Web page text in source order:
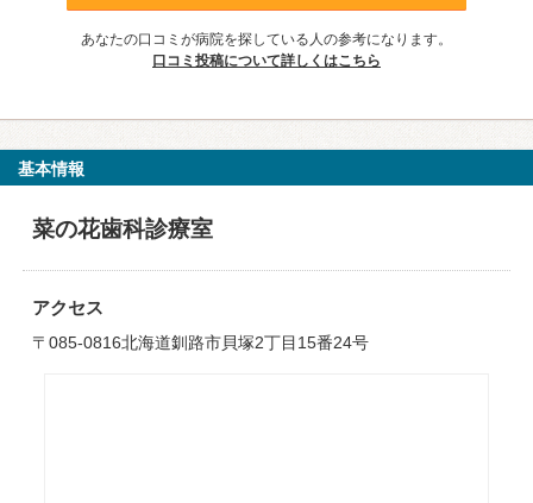
あなたの口コミが病院を探している人の参考になります。
口コミ投稿について詳しくはこちら
基本情報
菜の花歯科診療室
アクセス
〒085-0816北海道釧路市貝塚2丁目15番24号